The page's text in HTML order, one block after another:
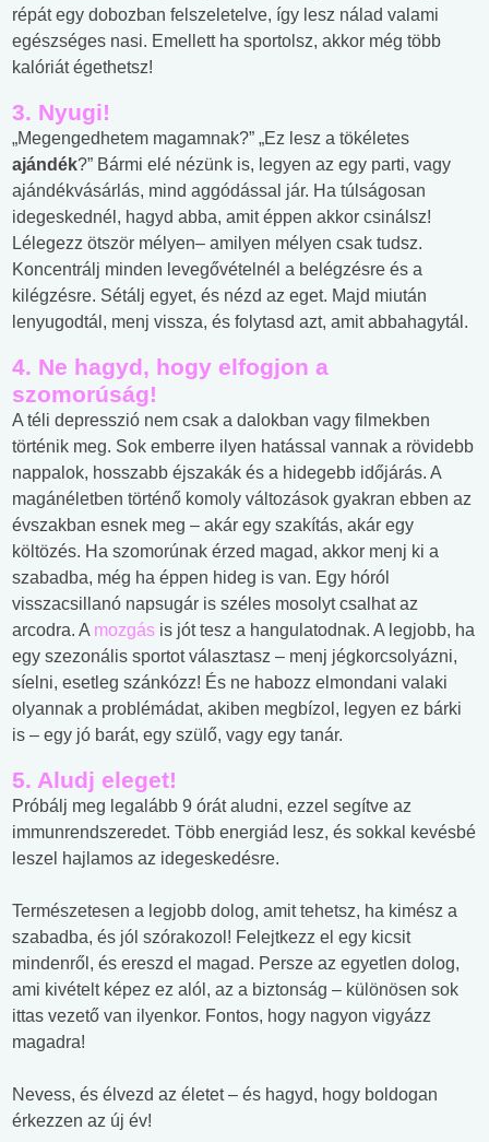
répát egy dobozban felszeletelve, így lesz nálad valami
egészséges nasi. Emellett ha sportolsz, akkor még több
kalóriát égethetsz!
3. Nyugi!
„Megengedhetem magamnak?” „Ez lesz a tökéletes
ajándék?” Bármi elé nézünk is, legyen az egy parti, vagy
ajándékvásárlás, mind aggódással jár. Ha túlságosan
idegeskednél, hagyd abba, amit éppen akkor csinálsz!
Lélegezz ötször mélyen– amilyen mélyen csak tudsz.
Koncentrálj minden levegővételnél a belégzésre és a
kilégzésre. Sétálj egyet, és nézd az eget. Majd miután
lenyugodtál, menj vissza, és folytasd azt, amit abbahagytál.
4. Ne hagyd, hogy elfogjon a
szomorúság!
A téli depresszió nem csak a dalokban vagy filmekben
történik meg. Sok emberre ilyen hatással vannak a rövidebb
nappalok, hosszabb éjszakák és a hidegebb időjárás. A
magánéletben történő komoly változások gyakran ebben az
évszakban esnek meg – akár egy szakítás, akár egy
költözés. Ha szomorúnak érzed magad, akkor menj ki a
szabadba, még ha éppen hideg is van. Egy hóról
visszacsillanó napsugár is széles mosolyt csalhat az
arcodra. A mozgás is jót tesz a hangulatodnak. A legjobb, ha
egy szezonális sportot választasz – menj jégkorcsolyázni,
síelni, esetleg szánkózz! És ne habozz elmondani valaki
olyannak a problémádat, akiben megbízol, legyen ez bárki
is – egy jó barát, egy szülő, vagy egy tanár.
5. Aludj eleget!
Próbálj meg legalább 9 órát aludni, ezzel segítve az
immunrendszeredet. Több energiád lesz, és sokkal kevésbé
leszel hajlamos az idegeskedésre.
Természetesen a legjobb dolog, amit tehetsz, ha kimész a
szabadba, és jól szórakozol! Felejtkezz el egy kicsit
mindenről, és ereszd el magad. Persze az egyetlen dolog,
ami kivételt képez ez alól, az a biztonság – különösen sok
ittas vezető van ilyenkor. Fontos, hogy nagyon vigyázz
magadra!
Nevess, és élvezd az életet – és hagyd, hogy boldogan
érkezzen az új év!